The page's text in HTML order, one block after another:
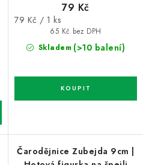
Skladem (>10 balení)
65 Kč bez DPH
79 Kč
Měrná
79 Kč / 1 ks
Čarodějnice Zubejda 9cm |